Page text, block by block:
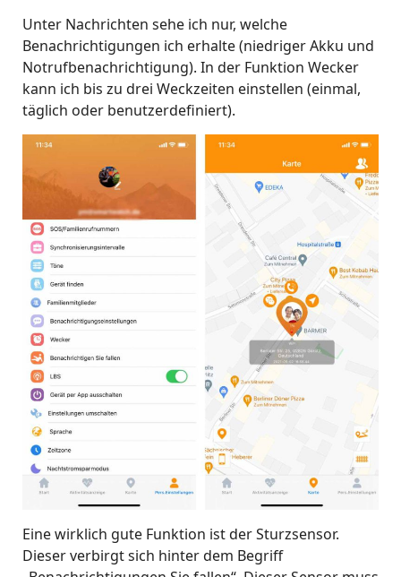
Unter Nachrichten sehe ich nur, welche
Benachrichtigungen ich erhalte (niedriger Akku und
Notrufbenachrichtigung). In der Funktion Wecker
kann ich bis zu drei Weckzeiten einstellen (einmal,
täglich oder benutzerdefiniert).
Eine wirklich gute Funktion ist der Sturzsensor.
Dieser verbirgt sich hinter dem Begriff